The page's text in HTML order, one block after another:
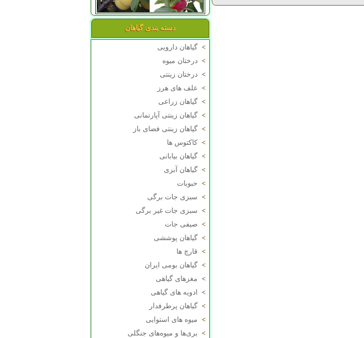
دسته بندی گیاهان
> گیاهان دارویی
> درختان میوه
> درختان زینتی
> علف های هرز
> گیاهان زراعی
> گیاهان زینتی آپارتمانی
> گیاهان زینتی فضای باز
> کاکتوس ها
> گیاهان بیابانی
> گیاهان آبزی
> حبوبات
> سبزی جات برگی
> سبزی جات غیر برگی
> صیفی جات
> گیاهان پوششی
> قارچ ها
> گیاهان بومی ایران
> مغزهای گیاهی
>
ادویه های گیاهی
> گیاهان پرطرفدار
> میوه های استوایی
> بری‌ها و میوه‌های جنگلی